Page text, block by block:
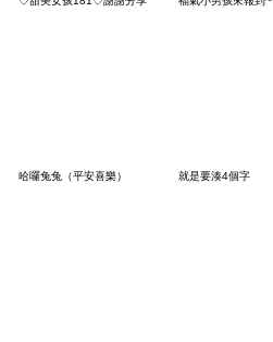
哈囉兔兔（平安喜樂） 就是要湊4個字